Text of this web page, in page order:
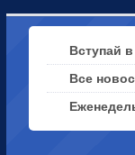
Вступай
Все